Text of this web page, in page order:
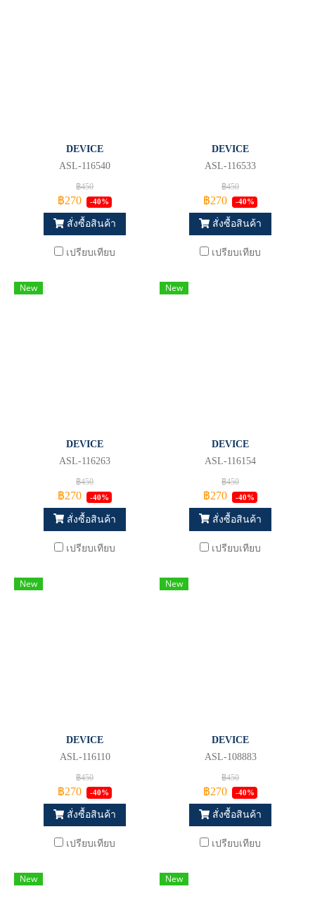
DEVICE
ASL-116540
฿450
฿270 -40%
สั่งซื้อสินค้า
เปรียบเทียบ
DEVICE
ASL-116533
฿450
฿270 -40%
สั่งซื้อสินค้า
เปรียบเทียบ
New
DEVICE
ASL-116263
฿450
฿270 -40%
สั่งซื้อสินค้า
เปรียบเทียบ
New
DEVICE
ASL-116154
฿450
฿270 -40%
สั่งซื้อสินค้า
เปรียบเทียบ
New
DEVICE
ASL-116110
฿450
฿270 -40%
สั่งซื้อสินค้า
เปรียบเทียบ
New
DEVICE
ASL-108883
฿450
฿270 -40%
สั่งซื้อสินค้า
เปรียบเทียบ
New New